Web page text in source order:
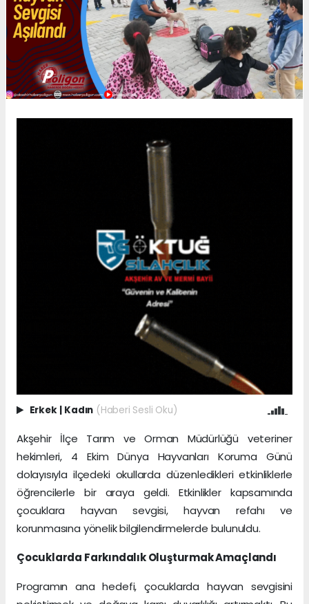
Erkek | Kadın (Haberi Sesli Oku)
Akşehir İlçe Tarım ve Orman Müdürlüğü veteriner
hekimleri, 4 Ekim Dünya Hayvanları Koruma Günü
dolayısıyla ilçedeki okullarda düzenledikleri etkinliklerle
öğrencilerle bir araya geldi. Etkinlikler kapsamında
çocuklara hayvan sevgisi, hayvan refahı ve
korunmasına yönelik bilgilendirmelerde bulunuldu.
Çocuklarda Farkındalık Oluşturmak Amaçlandı
Programın ana hedefi, çocuklarda hayvan sevgisini